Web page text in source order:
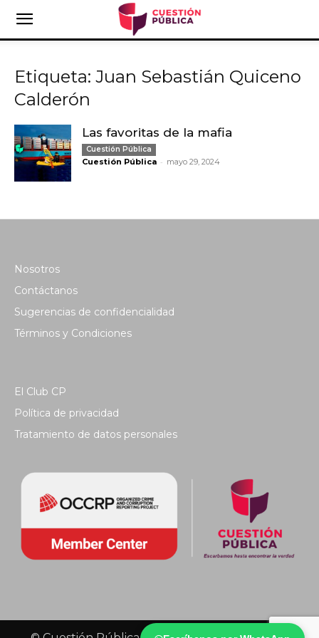
Etiqueta: Juan Sebastián Quiceno
Calderón
Las favoritas de la mafia
Cuestión Pública
Cuestión Pública - mayo 29, 2024
Nosotros
Contáctanos
Sugerencias de confidencialidad
Términos y Condiciones
El Club CP
Política de privacidad
Tratamiento de datos personales